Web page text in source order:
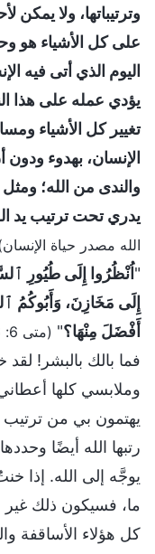
وترتيباتها، ولا
على كل الأشياء هو
اليوم الذي أتى فيه
يؤدي عمله على هذا
تغيير كل الأشياء
الإنسان، بهدوء
والندى من الله؛
يدري تحت ترتيب يد
الله مصدر حياة
"اُنْظُرُوا إِلَى طُيُورِ
إِلَى مَخَازِنَ، وَأَبُوكُمُ
أَفْضَلَ مِنْهَا؟" (متى 6: 26)
فما بالك بالبشر!
وملابسي كلها أعطاني
يهتمون بي من
رتبها الله أيضًا
يوجَّه إلى الله. إذا
ما، فسيكون ذلك
كل هؤلاء الأساقفة